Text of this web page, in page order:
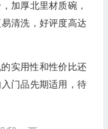
加厚北里材质碗，
清洗，好评度高达
实用性和性价比还
门品先期适用，待